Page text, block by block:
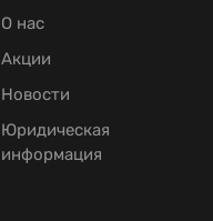
О нас
Акции
Новости
Юридическая
информация